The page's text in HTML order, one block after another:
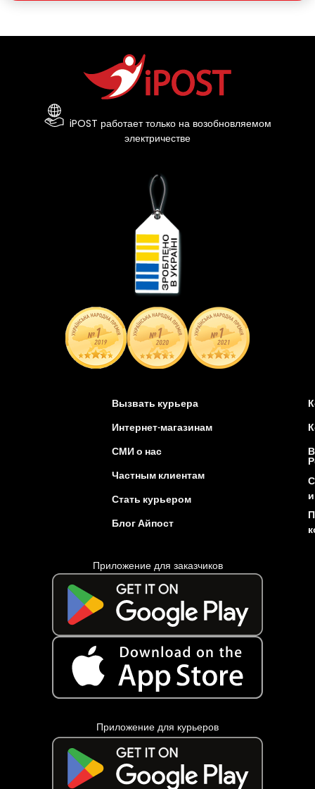
iPOST работает только на возобновляемом
электричестве
Вызвать курьера
Интернет-магазинам
СМИ о нас
Частным клиентам
Стать курьером
Блог Айпост
Приложение для заказчиков
Приложение для курьеров